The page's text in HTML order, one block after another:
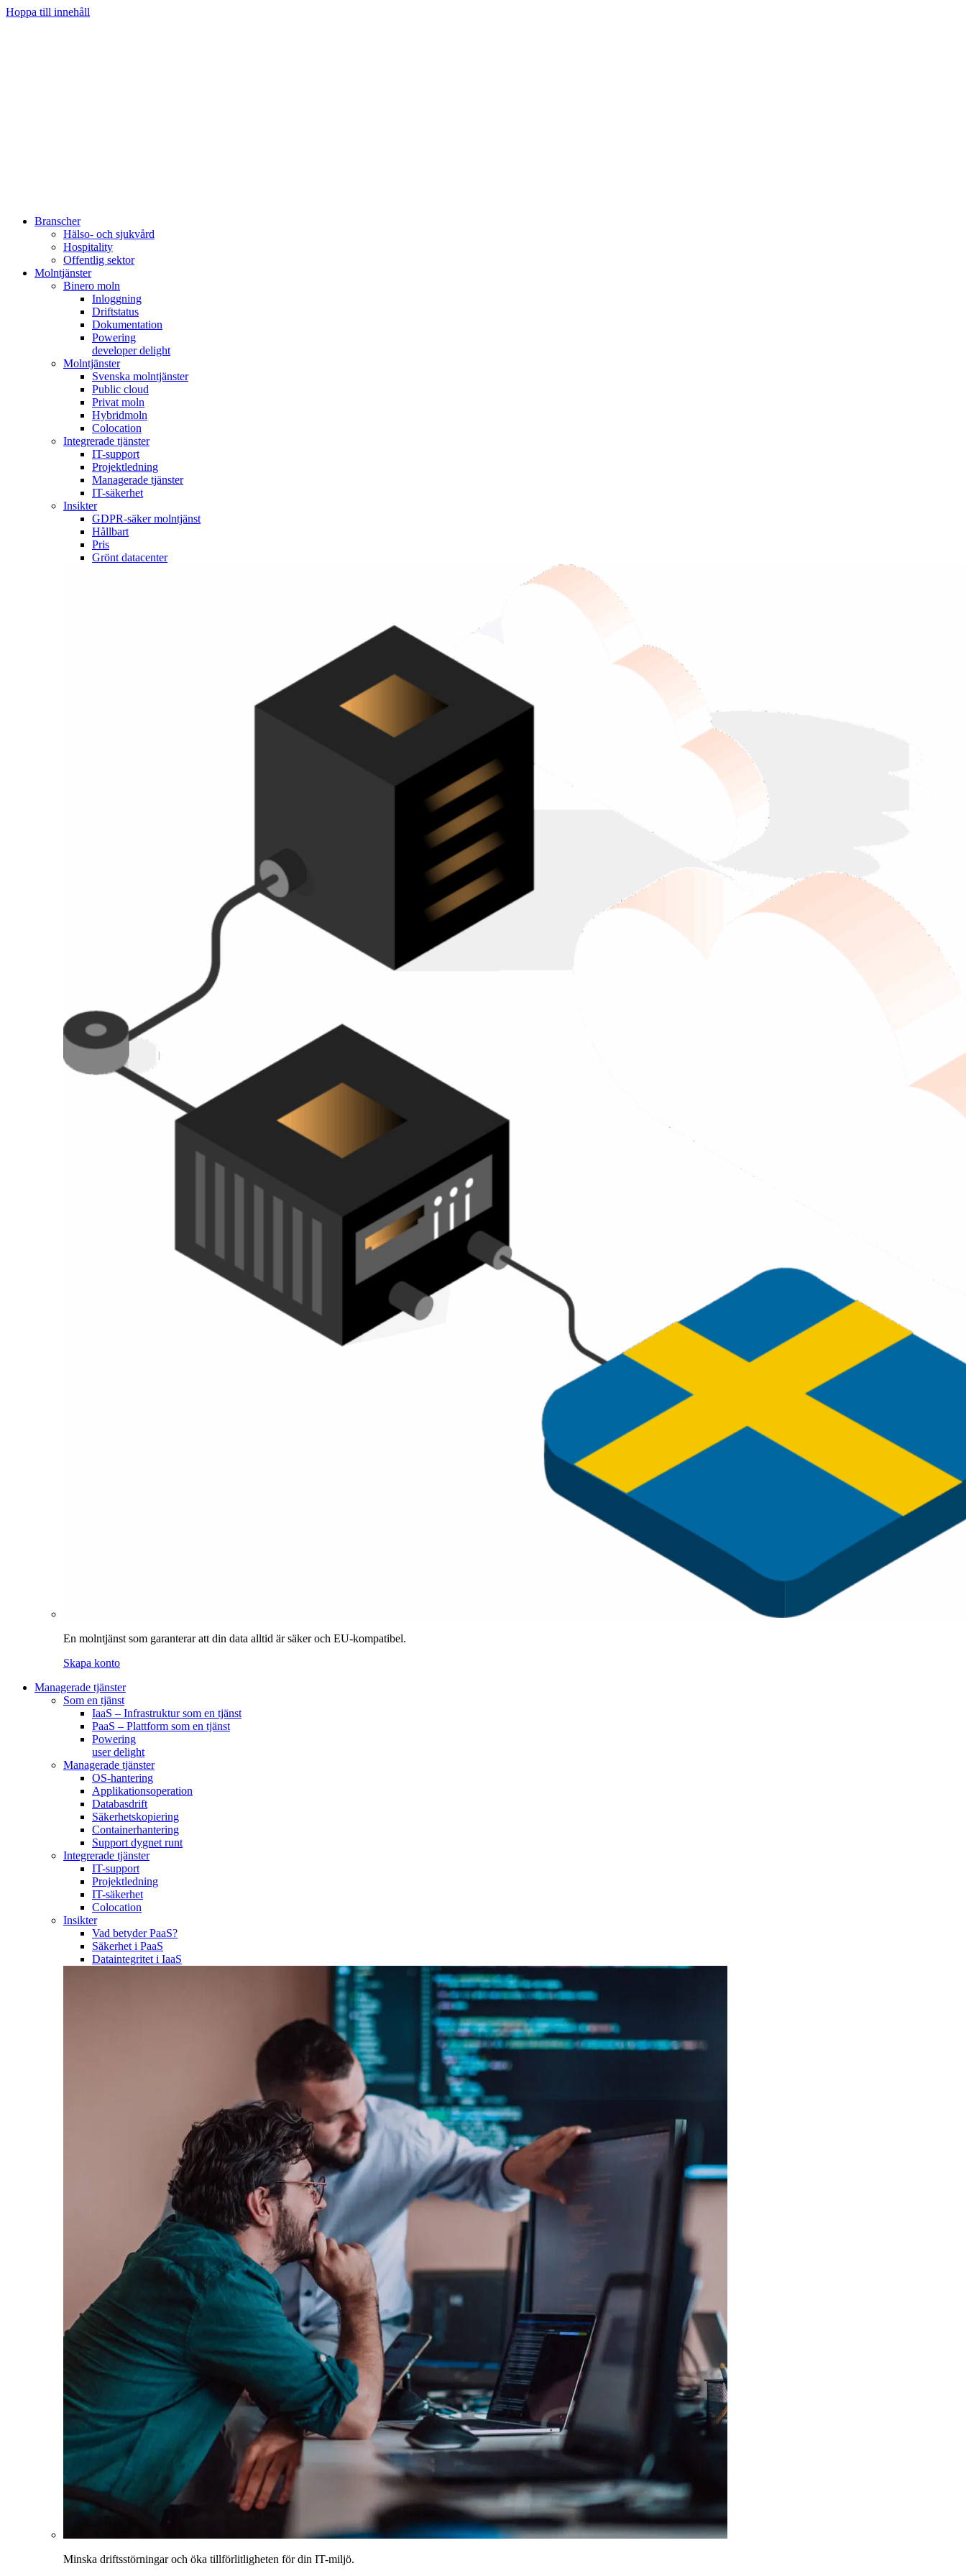
Hoppa till innehåll
Branscher
Hälso- och sjukvård
Hospitality
Offentlig sektor
Molntjänster
Binero moln
Inloggning
Driftstatus
Dokumentation
Powering
developer delight
Molntjänster
Svenska molntjänster
Public cloud
Privat moln
Hybridmoln
Colocation
Integrerade tjänster
IT-support
Projektledning
Managerade tjänster
IT-säkerhet
Insikter
GDPR-säker molntjänst
Hållbart
Pris
Grönt datacenter
En molntjänst som garanterar att din data alltid är säker och EU-kompatibel.
Skapa konto
Managerade tjänster
Som en tjänst
IaaS – Infrastruktur som en tjänst
PaaS – Plattform som en tjänst
Powering
user delight
Managerade tjänster
OS-hantering
Applikationsoperation
Databasdrift
Säkerhetskopiering
Containerhantering
Support dygnet runt
Integrerade tjänster
IT-support
Projektledning
IT-säkerhet
Colocation
Insikter
Vad betyder PaaS?
Säkerhet i PaaS
Dataintegritet i IaaS
Minska driftsstörningar och öka tillförlitligheten för din IT-miljö.